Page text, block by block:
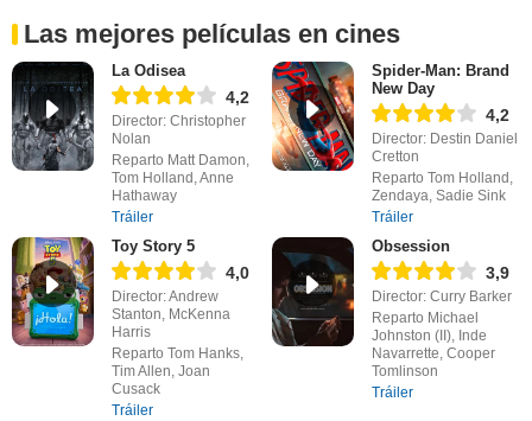
Las mejores películas en cines
La Odisea
4,2
Director: Christopher
Nolan
Reparto Matt Damon,
Tom Holland, Anne
Hathaway
Tráiler
Spider-Man: Brand
New Day
4,2
Director: Destin Daniel
Cretton
Reparto Tom Holland,
Zendaya, Sadie Sink
Tráiler
Toy Story 5
4,0
Director: Andrew
Stanton, McKenna
Harris
Reparto Tom Hanks,
Tim Allen, Joan
Cusack
Tráiler
Obsession
3,9
Director: Curry Barker
Reparto Michael
Johnston (II), Inde
Navarrette, Cooper
Tomlinson
Tráiler